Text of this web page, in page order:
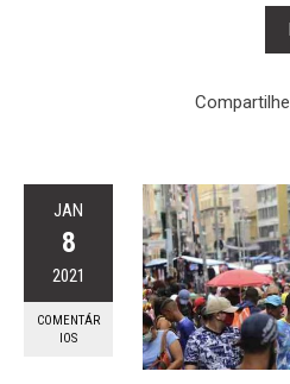
Compartilhe
JAN
8
2021
COMENTÁR
IOS